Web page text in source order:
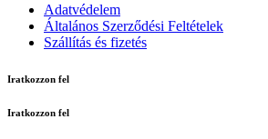
Adatvédelem
Általános Szerződési Feltételek
Szállítás és fizetés
Iratkozzon fel
Iratkozzon fel